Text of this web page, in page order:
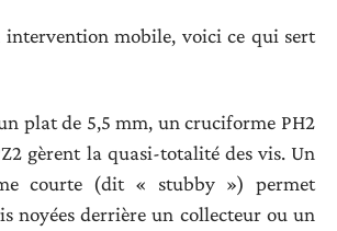
intervention mobile, voici ce qui sert
plat de 5,5 mm, un cruciforme PH2
gèrent la quasi-totalité des vis. Un
courte (dit « stubby ») permet
noyées derrière un collecteur ou un